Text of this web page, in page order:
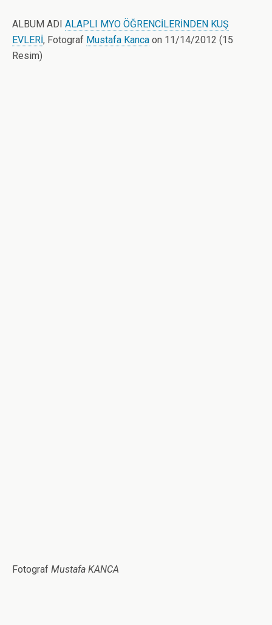
ALBUM ADI ALAPLI MYO ÖĞRENCİLERİNDEN KUŞ
EVLERİ, Fotograf Mustafa Kanca on 11/14/2012 (15
Resim)
Fotograf Mustafa KANCA